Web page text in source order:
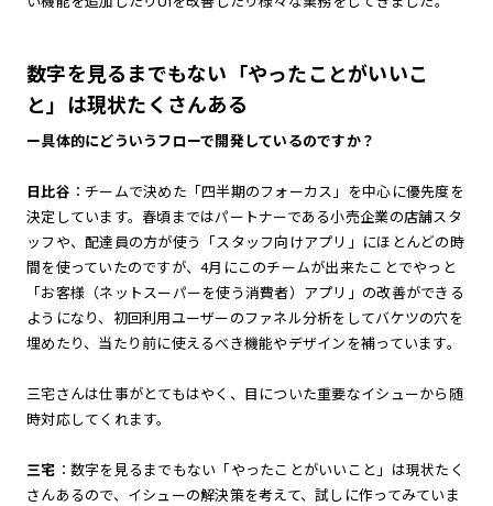
数字を見るまでもない「やったことがいいこ
と」は現状たくさんある
ー具体的にどういうフローで開発しているのですか？
日比谷 ：チームで決めた「四半期のフォーカス」を中心に優先度を
決定しています。春頃まではパートナーである小売企業の店舗スタ
ッフや、配達員の方が使う「スタッフ向けアプリ」にほとんどの時
間を使っていたのですが、4月にこのチームが出来たことでやっと
「お客様（ネットスーパーを使う消費者）アプリ」の改善ができる
ようになり、初回利用ユーザーのファネル分析をしてバケツの穴を
埋めたり、当たり前に使えるべき機能やデザインを補っています。
三宅さんは仕事がとてもはやく、目についた重要なイシューから随
時対応してくれます。
三宅 ：数字を見るまでもない「やったことがいいこと」は現状たく
さんあるので、イシューの解決策を考えて、試しに作ってみていま